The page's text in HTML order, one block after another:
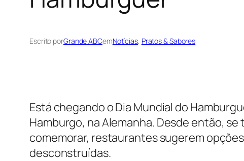
Escrito porGrande ABCemNotícias, Pratos & Sabores
Está chegando o Dia Mundial do
Hamburgo, na Alemanha. Desde então,
comemorar, restaurantes sugerem
desconstruídas.